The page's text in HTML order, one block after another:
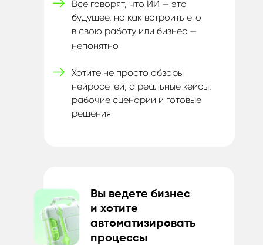
Вы ведете бизнес
и хотите
автоматизировать
процессы
Все говорят, что ИИ — это
будущее, но как встроить его
в свою работу или бизнес —
непонятно
Хотите не просто обзоры
нейросетей, а реальные кейсы,
рабочие сценарии и готовые
решения